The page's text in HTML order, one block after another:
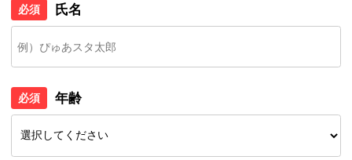
必須 氏名
必須 年齢